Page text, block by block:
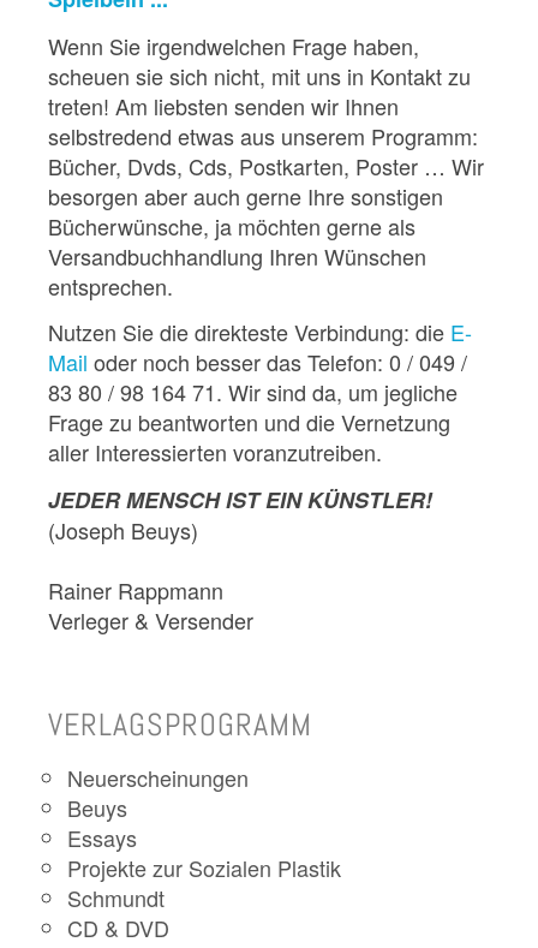
Wenn Sie irgendwelchen Frage haben,
scheuen sie sich nicht, mit uns in Kontakt zu
treten! Am liebsten senden wir Ihnen
selbstredend etwas aus unserem Programm:
Bücher, Dvds, Cds, Postkarten, Poster … Wir
besorgen aber auch gerne Ihre sonstigen
Bücherwünsche, ja möchten gerne als
Versandbuchhandlung Ihren Wünschen
entsprechen.
Nutzen Sie die direkteste Verbindung: die E-
Mail oder noch besser das Telefon: 0 / 049 /
83 80 / 98 164 71. Wir sind da, um jegliche
Frage zu beantworten und die Vernetzung
aller Interessierten voranzutreiben.
JEDER MENSCH IST EIN KÜNSTLER!
(Joseph Beuys)
Rainer Rappmann
Verleger & Versender
VERLAGSPROGRAMM
Neuerscheinungen
Beuys
Essays
Projekte zur Sozialen Plastik
Schmundt
CD & DVD